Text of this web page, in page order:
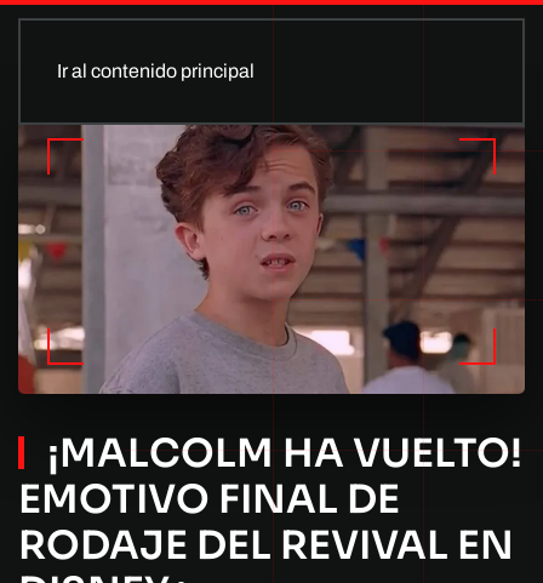
Ir al contenido principal
¡MALCOLM HA VUELTO!
EMOTIVO FINAL DE
RODAJE DEL REVIVAL EN